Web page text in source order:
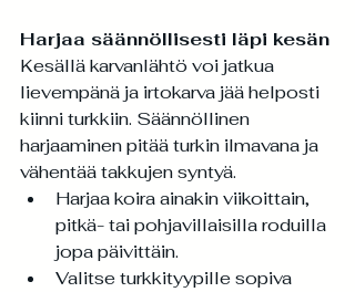
Harjaa säännöllisesti läpi kesän
Kesällä karvanlähtö voi jatkua
lievempänä ja irtokarva jää helposti
kiinni turkkiin. Säännöllinen
harjaaminen pitää turkin ilmavana ja
vähentää takkujen syntyä.
Harjaa koira ainakin viikoittain,
pitkä- tai pohjavillaisilla roduilla
jopa päivittäin.
Valitse turkkityypille sopiva